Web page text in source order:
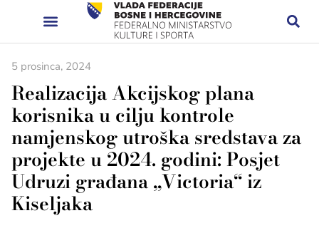
5 prosinca, 2024
Realizacija Akcijskog plana
korisnika u cilju kontrole
namjenskog utroška sredstava za
projekte u 2024. godini: Posjet
Udruzi građana „Victoria“ iz
Kiseljaka